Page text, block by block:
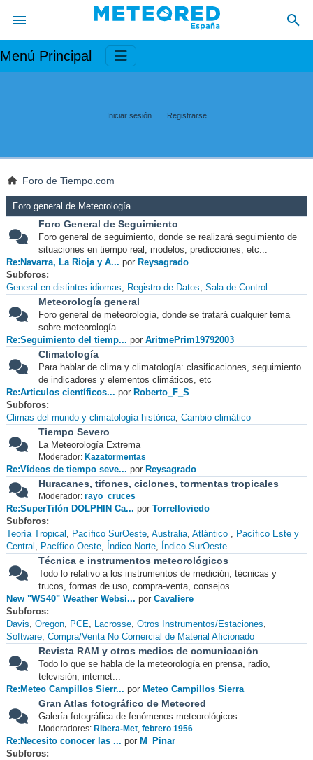
Menú Principal
Iniciar sesión Registrarse
Foro de Tiempo.com
Foro general de Meteorología
Foro General de Seguimiento
Foro general de seguimiento, donde se realizará seguimiento de
situaciones en tiempo real, modelos, predicciones, etc...
Re:Navarra, La Rioja y A... por Reysagrado
Subforos
General en distintos idiomas
Registro de Datos Sala de Control
Meteorología general
Foro general de meteorología, donde se tratará cualquier tema
sobre meteorología.
Re:Seguimiento del tiemp... por AritmePrim19792003
Climatología
Para hablar de clima y climatología: clasificaciones, seguimiento
de indicadores y elementos climáticos, etc
Re:Articulos científicos... por Roberto_F_S
Subforos
Climas del mundo y climatología histórica Cambio climático
Tiempo Severo
La Meteorología Extrema
Moderador: Kazatormentas
Re:Vídeos de tiempo seve... por Reysagrado
Huracanes, tifones, ciclones, tormentas tropicales
Moderador: rayo_cruces
Re:SuperTifón DOLPHIN Ca... por Torrelloviedo
Subforos
Teoría Tropical
Pacífico SurOeste Australia Atlántico
Pacífico Este y
Central
Pacífico Oeste Índico Norte Índico SurOeste
Técnica e instrumentos meteorológicos
Todo lo relativo a los instrumentos de medición, técnicas y
trucos, formas de uso, compra-venta, consejos...
New "WS40" Weather Websi... por Cavaliere
Subforos
Davis Oregon PCE Lacrosse Otros Instrumentos/Estaciones
Software Compra/Venta No Comercial de Material Aficionado
Revista RAM y otros medios de comunicación
Todo lo que se habla de la meteorología en prensa, radio,
televisión, internet...
Re:Meteo Campillos Sierr... por Meteo Campillos Sierra
Gran Atlas fotográfico de Meteored
Galería fotográfica de fenómenos meteorológicos.
Moderadores: Ribera-Met, febrero 1956
Re:Necesito conocer las ... por M_Pinar
Subforos